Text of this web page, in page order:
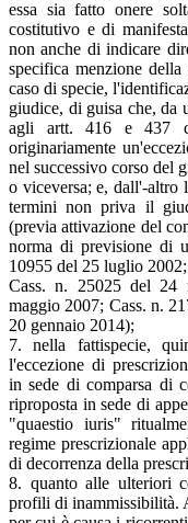
essa sia fatto onere
costitutivo e di
non anche di indicare
specifica menzione
caso di specie,
giudice, di guisa che, da
agli artt. 416 e 437
originariamente
nel successivo corso del
o viceversa; e, dall'-altro
termini non priva il
(previa attivazione del
norma di previsione di
10955 del 25 luglio
Cass. n. 25025 del 24
maggio 2007; Cass. n.
20 gennaio 2014);
7. nella fattispecie,
l'eccezione di
in sede di comparsa di
riproposta in sede di
"quaestio iuris"
regime prescrizionale
di decorrenza della
8. quanto alle ulteriori
profili di inammissibilità.